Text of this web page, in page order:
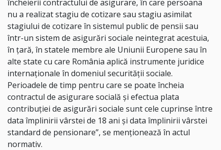
încheierii contractului de asigurare, în care persoana
nu a realizat stagiu de cotizare sau stagiu asimilat
stagiului de cotizare în sistemul public de pensii sau
într-un sistem de asigurări sociale neintegrat acestuia,
în ţară, în statele membre ale Uniunii Europene sau în
alte state cu care România aplică instrumente juridice
internaţionale în domeniul securităţii sociale.
Perioadele de timp pentru care se poate încheia
contractul de asigurare socială şi efectua plata
contribuţiei de asigurări sociale sunt cele cuprinse între
data împlinirii vârstei de 18 ani şi data împlinirii vârstei
standard de pensionare”, se menționează în actul
normativ.